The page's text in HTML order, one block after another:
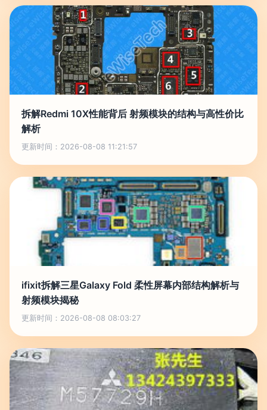
拆解Redmi 10X性能背后 射频模块的结构与高性价比
解析
更新时间：2026-08-08 11:21:57
ifixit拆解三星Galaxy Fold 柔性屏幕内部结构解析与
射频模块揭秘
更新时间：2026-08-08 08:03:27